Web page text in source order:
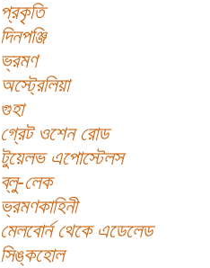
প্রকৃতি
দিনপঞ্জি
ভ্রমণ
অস্ট্রেলিয়া
গুহা
গ্রেট ওশেন রোড
টুয়েলভ এপোস্টেলস
ব্লু-লেক
ভ্রমণকাহিনী
মেলবোর্ন থেকে এডেলেড
সিঙ্কহোল